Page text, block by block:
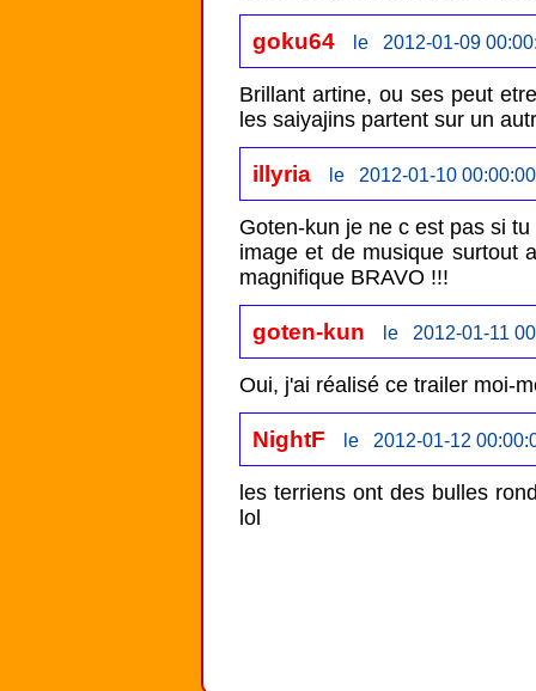
goku64 le 2012-01-09
Brillant artine, ou ses peut
les saiyajins partent sur un
illyria le 2012-01-10 00:00:00
Goten-kun je ne c est pas si
image et de musique surtout
magnifique BRAVO !!!
goten-kun le 2012-01-11
NightF le 2012-01-12
les terriens ont des bulles
lol